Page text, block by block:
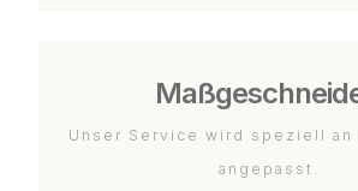
Unser Service wird speziell an
angepasst.